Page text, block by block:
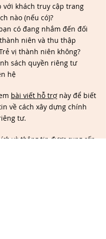
với khách truy cập trang
nào (nếu có)?
có đang nhắm đến đối
niên và thu thập
vị thành niên không?
sách quyền riêng tư
hệ
bài viết hỗ trợ này để biết
về cách xây dựng chính
tư.
và thông tin được cung cấp